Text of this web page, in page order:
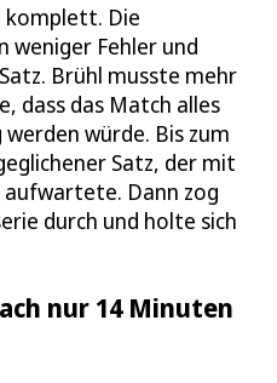
komplett. Die
weniger Fehler und
Brühl musste mehr
dass das Match alles
würde. Bis zum
Satz, der mit
aufwartete. Dann zog
durch und holte sich
nur 14 Minuten